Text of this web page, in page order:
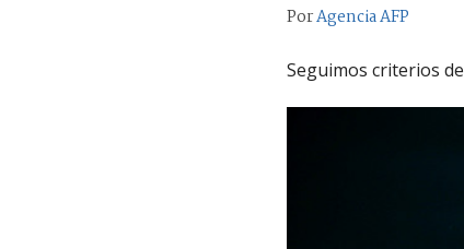
PorAgencia AFP
Seguimos criterios de